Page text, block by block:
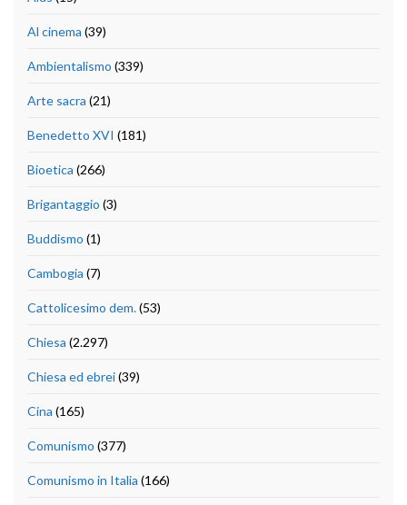
Al cinema (39)
Ambientalismo (339)
Arte sacra (21)
Benedetto XVI (181)
Bioetica (266)
Brigantaggio (3)
Buddismo (1)
Cambogia (7)
Cattolicesimo dem.(53)
Chiesa (2.297)
Chiesa ed ebrei(39)
Cina (165)
Comunismo (377)
Comunismo in Italia (166)